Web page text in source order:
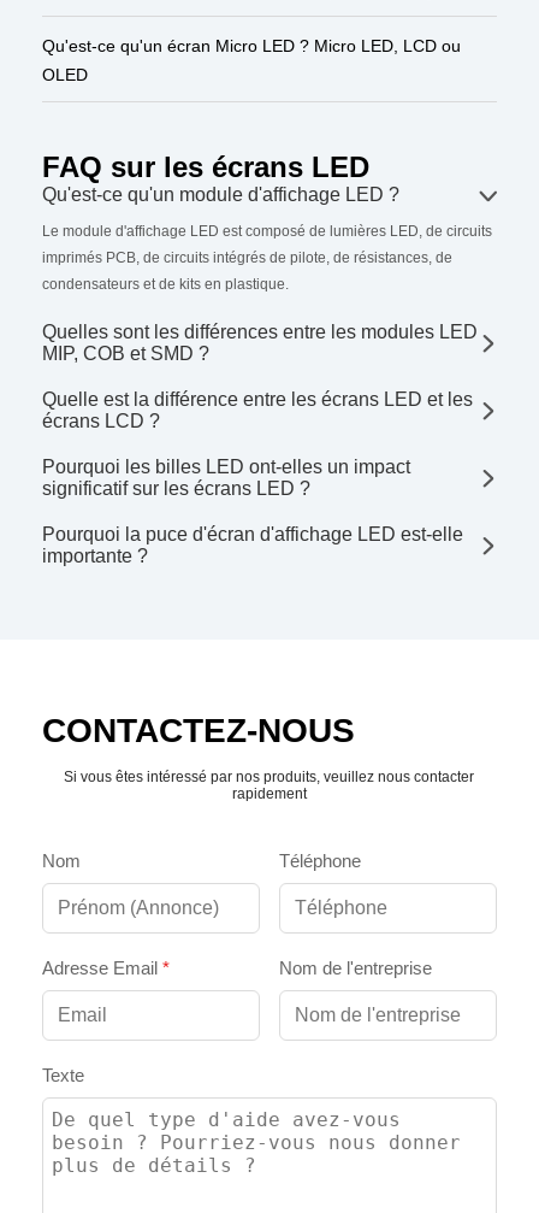
Qu'est-ce qu'un écran Micro LED ? Micro LED, LCD ou
OLED
FAQ sur les écrans LED
Qu'est-ce qu'un module d'affichage LED ?
Le module d'affichage LED est composé de lumières LED, de circuits
imprimés PCB, de circuits intégrés de pilote, de résistances, de
condensateurs et de kits en plastique.
Quelles sont les différences entre les modules LED
MIP, COB et SMD ?
Quelle est la différence entre les écrans LED et les
écrans LCD ?
Pourquoi les billes LED ont-elles un impact
significatif sur les écrans LED ?
Pourquoi la puce d'écran d'affichage LED est-elle
importante ?
CONTACTEZ-NOUS
Si vous êtes intéressé par nos produits, veuillez nous contacter
rapidement
Nom Téléphone
Adresse Email * Nom de l'entreprise
Texte